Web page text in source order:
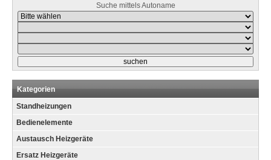
Suche mittels Autoname
Kategorien
Standheizungen
Bedienelemente
Austausch Heizgeräte
Ersatz Heizgeräte